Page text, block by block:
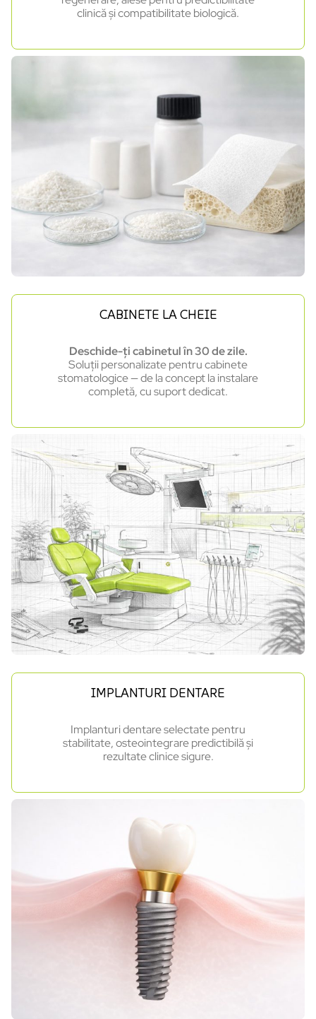
clinică și compatibilitate biologică.
CABINETE LA CHEIE
Deschide-ți cabinetul în 30 de zile.
Soluții personalizate pentru cabinete
stomatologice — de la concept la instalare
completă, cu suport dedicat.
IMPLANTURI DENTARE
Implanturi dentare selectate pentru
stabilitate, osteointegrare predictibilă și
rezultate clinice sigure.